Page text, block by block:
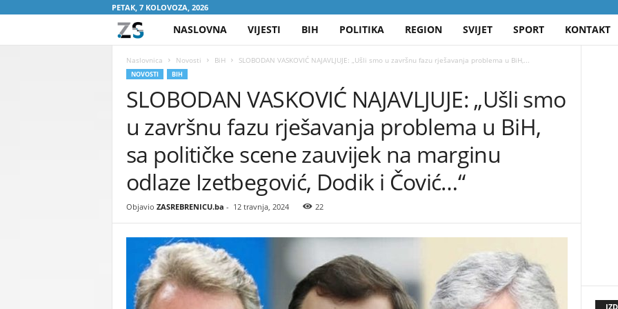
PETAK, 7 KOLOVOZA, 2026
A
E
B
R
E
N
I
NASLOVNA VIJESTI BIH POLITIKA REGION SVIJET SPORT KONTAKT
Naslovnica Novosti BiH SLOBODAN VASKOVIĆ NAJAVLJUJE: „Ušli smo u završnu fazu rješavanja problema u BiH,...
NOVOSTI BIH
SLOBODAN VASKOVIĆ NAJAVLJUJE: „Ušli smo
u završnu fazu rješavanja problema u BiH,
sa političke scene zauvijek na marginu
odlaze Izetbegović, Dodik i Čović…“
Objavio ZASREBRENICU.ba - 12 travnja, 2024 22